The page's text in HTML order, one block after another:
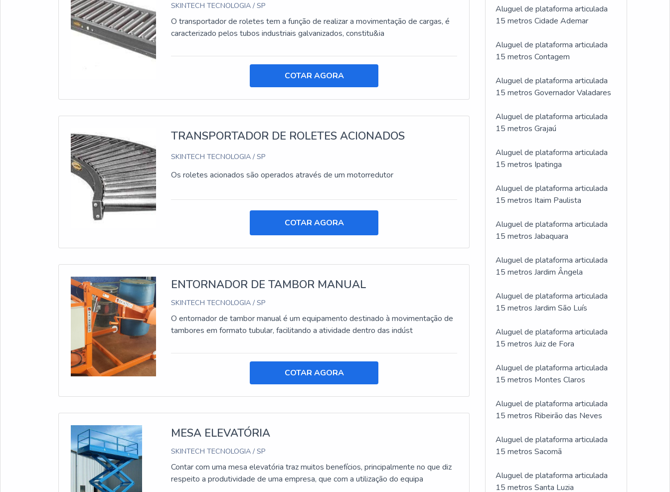
SKINTECH TECNOLOGIA / SP
O transportador de roletes tem a função de realizar a movimentação de cargas, é
caracterizado pelos tubos industriais galvanizados, constitu&ia
COTAR AGORA
TRANSPORTADOR DE ROLETES ACIONADOS
SKINTECH TECNOLOGIA / SP
Os roletes acionados são operados através de um motorredutor
COTAR AGORA
ENTORNADOR DE TAMBOR MANUAL
SKINTECH TECNOLOGIA / SP
O entornador de tambor manual é um equipamento destinado à movimentação de
tambores em formato tubular, facilitando a atividade dentro das indúst
COTAR AGORA
MESA ELEVATÓRIA
SKINTECH TECNOLOGIA / SP
Contar com uma mesa elevatória traz muitos benefícios, principalmente no que diz
respeito a produtividade de uma empresa, que com a utilização do equipa
Aluguel de plataforma articulada
15 metros Cidade Ademar
Aluguel de plataforma articulada
15 metros Contagem
Aluguel de plataforma articulada
15 metros Governador Valadares
Aluguel de plataforma articulada
15 metros Grajaú
Aluguel de plataforma articulada
15 metros Ipatinga
Aluguel de plataforma articulada
15 metros Itaim Paulista
Aluguel de plataforma articulada
15 metros Jabaquara
Aluguel de plataforma articulada
15 metros Jardim Ângela
Aluguel de plataforma articulada
15 metros Jardim São Luís
Aluguel de plataforma articulada
15 metros Juiz de Fora
Aluguel de plataforma articulada
15 metros Montes Claros
Aluguel de plataforma articulada
15 metros Ribeirão das Neves
Aluguel de plataforma articulada
15 metros Sacomã
Aluguel de plataforma articulada
15 metros Santa Luzia